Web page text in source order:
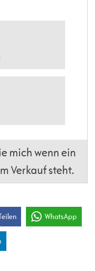
mich wenn ein
Verkauf steht.
WhatsApp